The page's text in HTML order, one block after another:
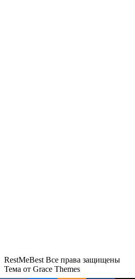
RestMeBest Все права защищены
Тема от Grace Themes